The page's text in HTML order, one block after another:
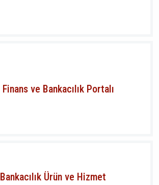
Finans ve Bankacılık Portalı
Bankacılık Ürün ve Hizmet